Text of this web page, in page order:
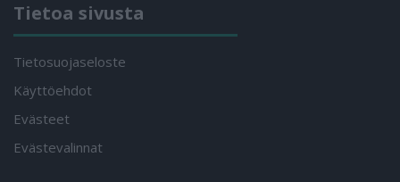
Tietoa sivusta
Tietosuojaseloste
Käyttöehdot
Evästeet
Evästevalinnat